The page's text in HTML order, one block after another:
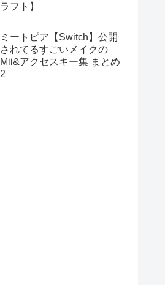
ラフト】
ミートピア【Switch】公開
されてるすごいメイクの
Mii&アクセスキー集 まとめ
2